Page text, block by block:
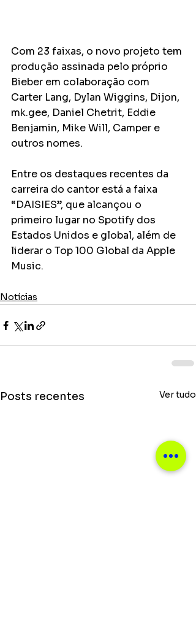
Com 23 faixas, o novo projeto tem
produção assinada pelo próprio
Bieber em colaboração com
Carter Lang, Dylan Wiggins, Dijon,
mk.gee, Daniel Chetrit, Eddie
Benjamin, Mike Will, Camper e
outros nomes.
Entre os destaques recentes da
carreira do cantor está a faixa
“DAISIES”, que alcançou o
primeiro lugar no Spotify dos
Estados Unidos e global, além de
liderar o Top 100 Global da Apple
Music.
Notícias
Posts recentes Ver tudo